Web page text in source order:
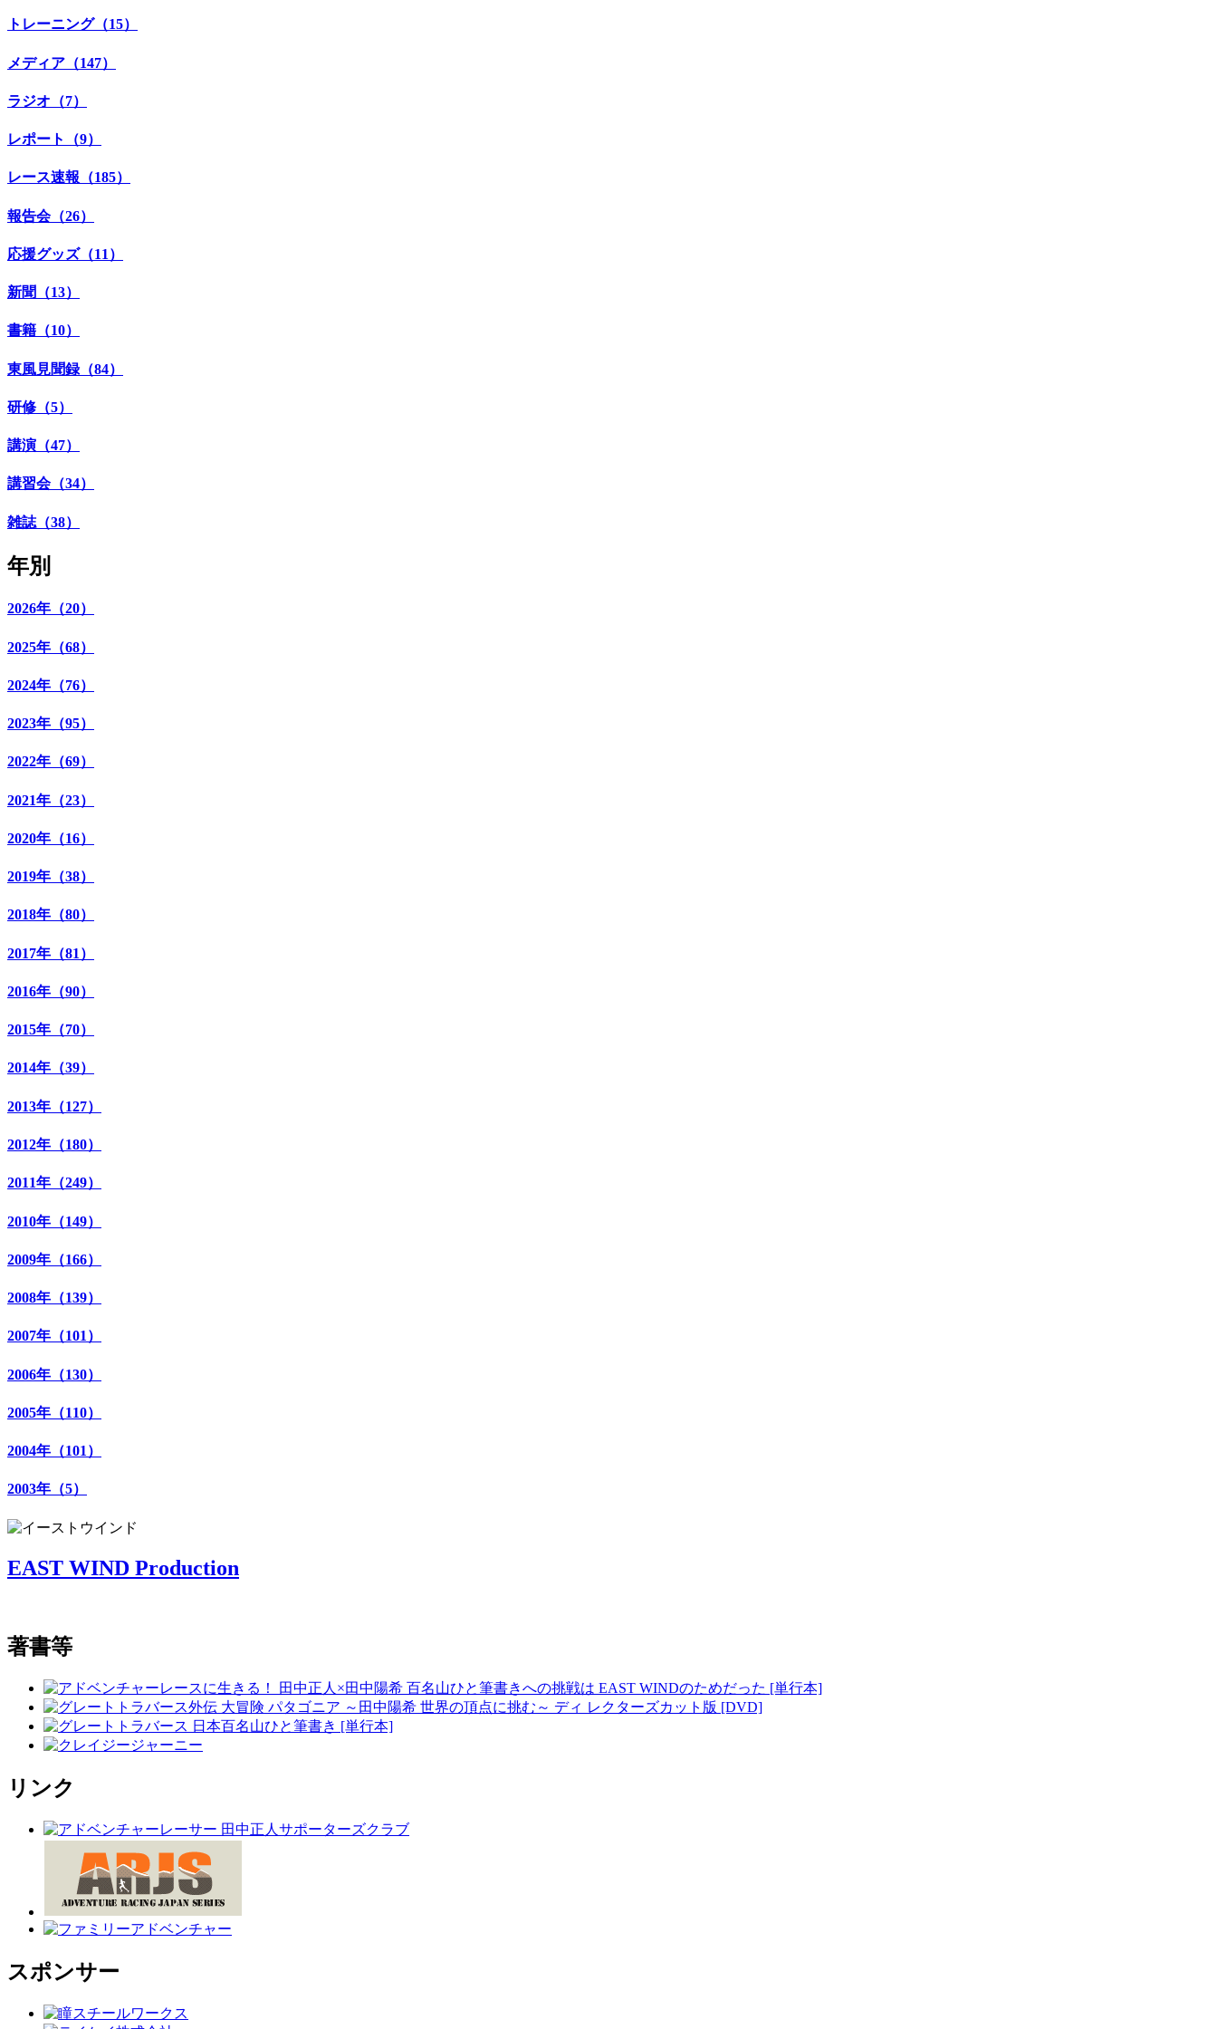
トレーニング（15）
メディア（147）
ラジオ（7）
レポート（9）
レース速報（185）
報告会（26）
応援グッズ（11）
新聞（13）
書籍（10）
東風見聞録（84）
研修（5）
講演（47）
講習会（34）
雑誌（38）
年別
2026年（20）
2025年（68）
2024年（76）
2023年（95）
2022年（69）
2021年（23）
2020年（16）
2019年（38）
2018年（80）
2017年（81）
2016年（90）
2015年（70）
2014年（39）
2013年（127）
2012年（180）
2011年（249）
2010年（149）
2009年（166）
2008年（139）
2007年（101）
2006年（130）
2005年（110）
2004年（101）
2003年（5）
EAST WIND Production
著書等
リンク
スポンサー